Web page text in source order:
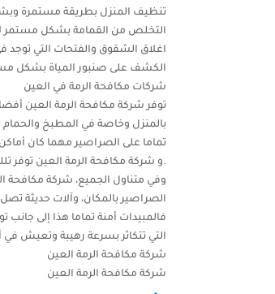
تنظيف المنزل بطريقة مستمرة
التخلص من القمامة بشكل مستمر
اغلاق الشقوق والفتحات التي توجد
الكشف على صنبور المياة بشكل
شركات مكافحة الرمة في العين
توفر شركة مكافحة الرمة العين
بالمنزل وخاصة في المطبخ والحمام
تماما على الصراصير مهما كان
.و شركة مكافحة الرمة العين توفر
وفي متناول الجميع، شركة مكافحة
الصراصير بالمكان، وآلات حديثة
فالمبيدات أمنة تماما هذا إلى
التي تتكاثر بسرعة رهيبة وتعيش في
شركة مكافحة الرمة العين
شركة مكافحة الرمة العين